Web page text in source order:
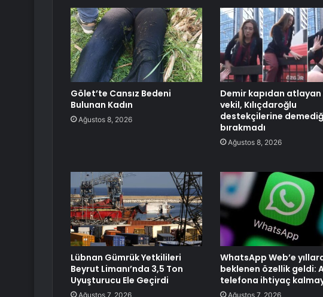
Gölet’te Cansız Bedeni
Bulunan Kadın
Ağustos 8, 2026
Demir kapıdan atlayan
vekil, Kılıçdaroğlu
destekçilerine
bırakmadı
Ağustos 8, 2026
Lübnan Gümrük Yetkilileri
Beyrut Limanı’nda 3,5 Ton
Uyuşturucu Ele Geçirdi
Ağustos 7, 2026
WhatsApp Web’e
beklenen özellik geldi:
telefona ihtiyaç
Ağustos 7, 2026